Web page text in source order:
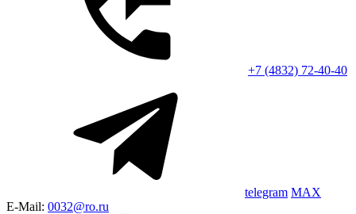
+7 (4832) 72-40-40
telegram MAX
E-Mail: 0032@ro.ru